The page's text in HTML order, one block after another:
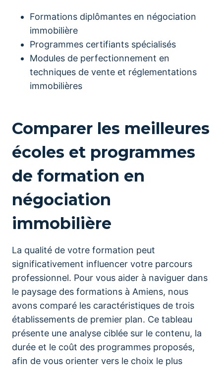
Formations diplômantes en négociation
immobilière
Programmes certifiants spécialisés
Modules de perfectionnement en
techniques de vente et réglementations
immobilières
Comparer les meilleures
écoles et programmes
de formation en
négociation
immobilière
La qualité de votre formation peut
significativement influencer votre parcours
professionnel. Pour vous aider à naviguer dans
le paysage des formations à Amiens, nous
avons comparé les caractéristiques de trois
établissements de premier plan. Ce tableau
présente une analyse ciblée sur le contenu, la
durée et le coût des programmes proposés,
afin de vous orienter vers le choix le plus